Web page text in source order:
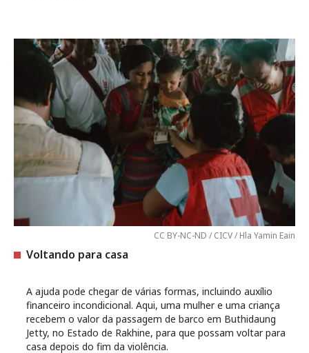
CC BY-NC-ND / CICV / Hla Yamin Eain
Voltando para casa
A ajuda pode chegar de várias formas, incluindo auxílio
financeiro incondicional. Aqui, uma mulher e uma criança
recebem o valor da passagem de barco em Buthidaung
Jetty, no Estado de Rakhine, para que possam voltar para
casa depois do fim da violência.